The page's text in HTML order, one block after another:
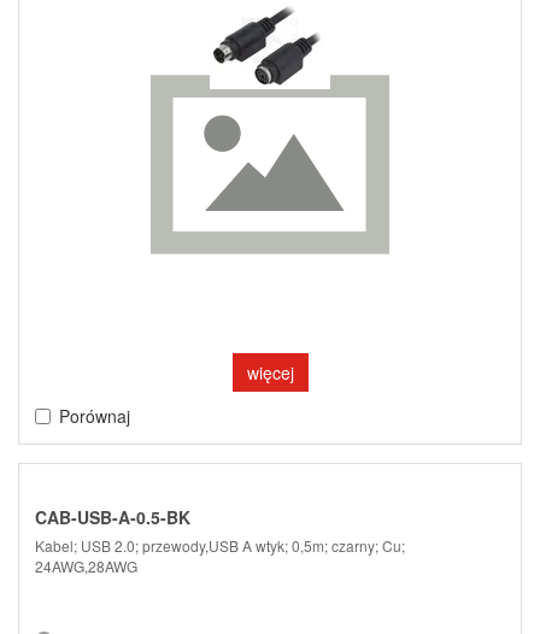
więcej
Porównaj
CAB-USB-A-0.5-BK
Kabel; USB 2.0; przewody,USB A wtyk; 0,5m; czarny; Cu;
24AWG,28AWG